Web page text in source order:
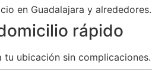
en Guadalajara y alrededores.
rápido
tu ubicación sin complicaciones.